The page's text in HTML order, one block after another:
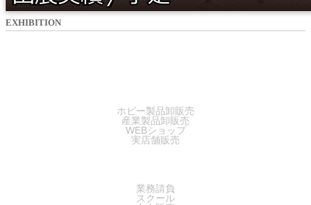
EXHIBITION
ホビー製品卸販売
産業製品卸販売
WEBショップ
実店舗販売
業務請負
スクール